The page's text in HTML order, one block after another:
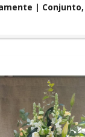
| Conjunto,